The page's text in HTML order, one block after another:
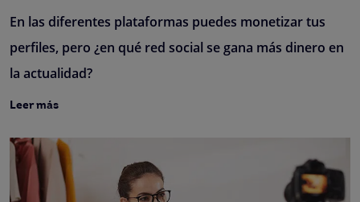
En las diferentes plataformas puedes monetizar tus
perfiles, pero ¿en qué red social se gana más dinero en
la actualidad?
Leer más